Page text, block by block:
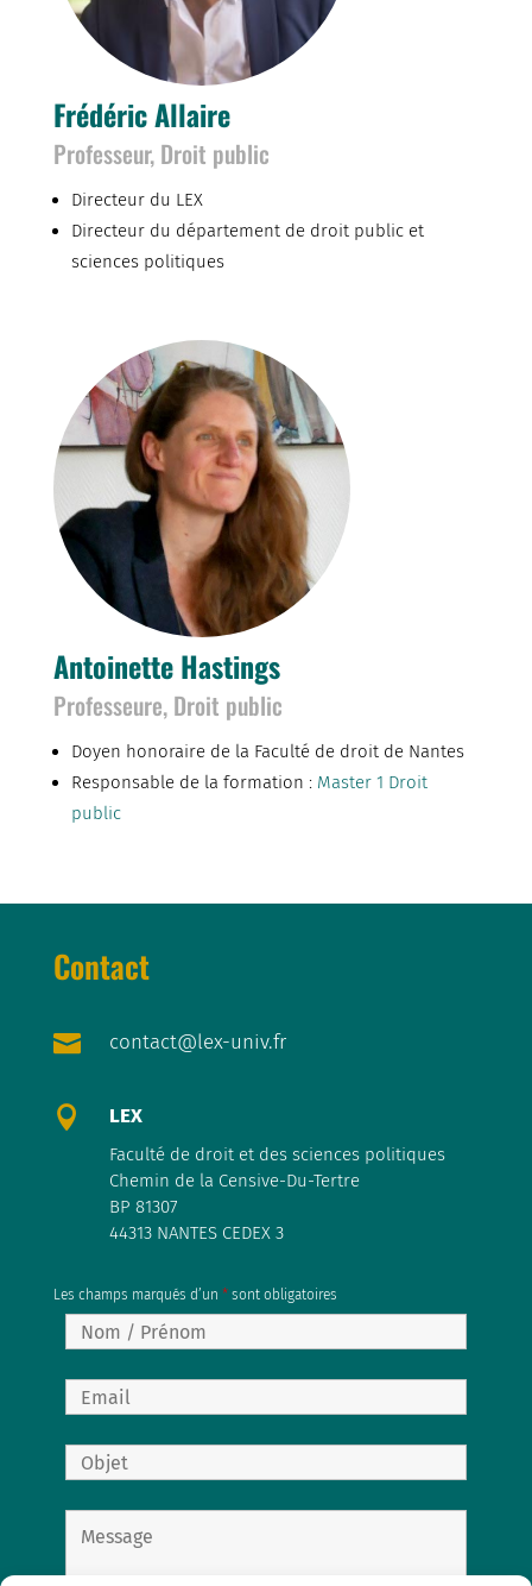
Frédéric Allaire
Professeur, Droit public
Directeur du LEX
Directeur du département de droit public et
sciences politiques
Antoinette Hastings
Professeure, Droit public
Doyen honoraire de la Faculté de droit de Nantes
Responsable de la formation : Master 1 Droit
public
Contact
 contact@lex-univ.fr
 LEX
Faculté de droit et des sciences politiques
Chemin de la Censive-Du-Tertre
BP 81307
44313 NANTES CEDEX 3
Les champs marqués d’un *sont obligatoires